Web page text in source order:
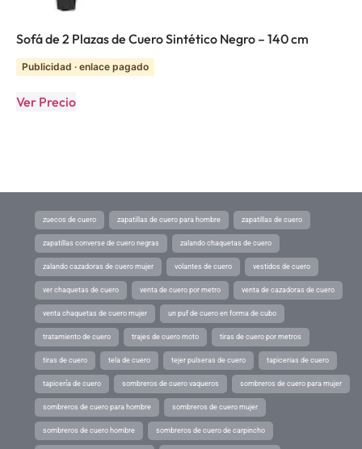
Sofá de 2 Plazas de Cuero Sintético Negro – 140 cm
Publicidad · enlace pagado
Ver Precio
zuecos de cuero zapatillas de cuero para hombre zapatillas de cuero
zapatillas converse de cuero negras zalando chaquetas de cuero
zalando cazadoras de cuero mujer volantes de cuero vestidos de cuero
ver chaquetas de cuero venta de cuero por metro venta de cazadoras de cuero
venta chaquetas de cuero mujer un puf de cuero en forma de cubo
tratamiento de cuero trajes de cuero moto tiras de cuero por metros
tiras de cuero tela de cuero tejer pulseras de cuero tapicerias de cuero
tapicería de cuero sombreros de cuero vaqueros sombreros de cuero para mujer
sombreros de cuero para hombre sombreros de cuero mujer
sombreros de cuero hombre sombreros de cuero de carpincho